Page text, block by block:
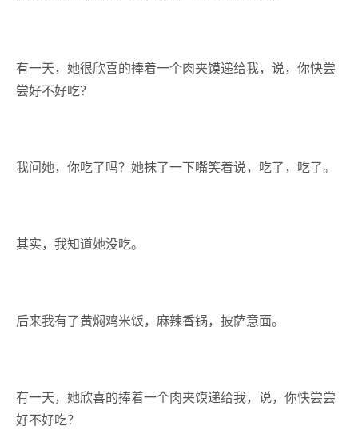
有一天，她很欣喜的捧着一个肉夹馍递给我，说，你快尝
尝好不好吃？
我问她，你吃了吗？她抹了一下嘴笑着说，吃了，吃了。
其实，我知道她没吃。
后来我有了黄焖鸡米饭，麻辣香锅，披萨意面。
有一天，她欣喜的捧着一个肉夹馍递给我，说，你快尝尝
好不好吃？